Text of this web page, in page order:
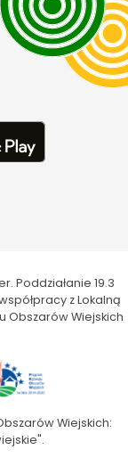
Poddziałanie 19.3
z Lokalną
Obszarów Wiejskich
Wiejskich: